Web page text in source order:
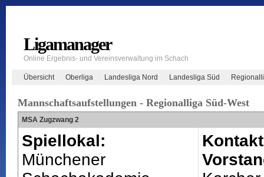
Ligamanager
Online Ergebnis- und Vereinsverwaltung im Schach
Übersicht Oberliga Landesliga Nord Landesliga Süd
Mannschaftsaufstellungen - Regionalliga Süd-West
MSA Zugzwang 2
Spiellokal:
Münchener